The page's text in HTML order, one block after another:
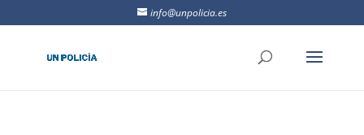
info@unpolicia.es